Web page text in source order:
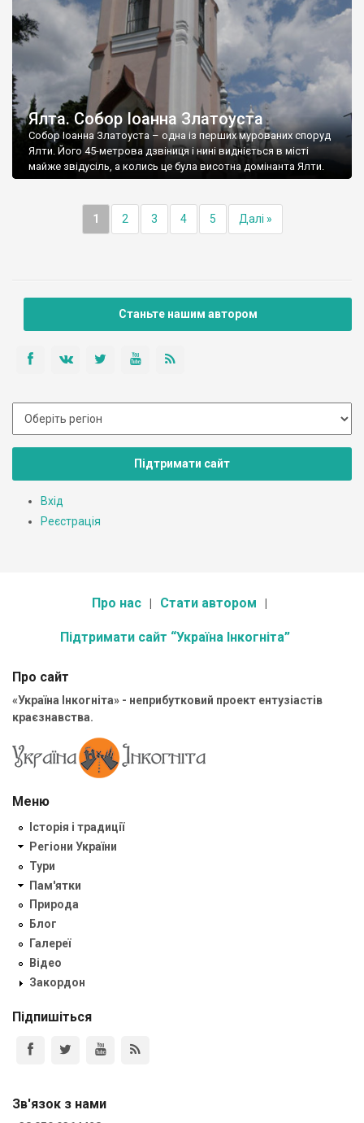
Ялта. Собор Іоанна Златоуста
Собор Іоанна Златоуста – одна із перших мурованих споруд
Ялти. Його 45-метрова дзвіниця і нині видніється в місті
майже звідусіль, а колись це була висотна домінанта Ялти.
1 2 3 4 5 Далі »
Станьте нашим автором
Підтримати сайт
Вхід
Реєстрація
Про нас Стати автором
Підтримати сайт “Україна Інкогніта”
Про сайт
«Україна Інкогніта» - неприбутковий проект ентузіастів
краєзнавства.
Меню
Історія і традиції
Регіони України
Тури
Пам'ятки
Природа
Блог
Галереї
Відео
Закордон
Підпишіться
Зв'язок з нами